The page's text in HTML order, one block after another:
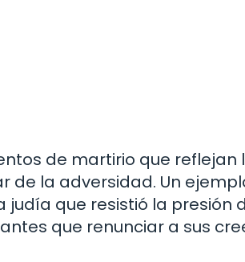
de martirio que reflejan
de la adversidad. Un
que resistió la presión
que renunciar a sus